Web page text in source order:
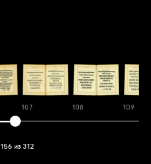
107 108 109
156 из 312